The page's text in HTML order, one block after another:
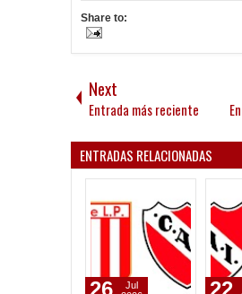
Share to:
Next
Entrada más reciente
ENTRADAS RELACIONADAS
22
May
09